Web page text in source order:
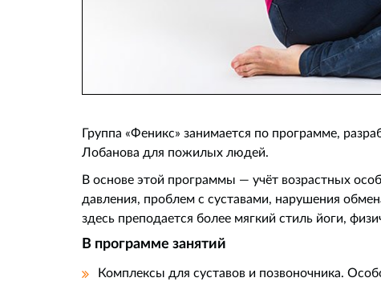
Группа «Феникс» занимается по программе,
Лобанова для пожилых людей.
В основе этой программы — учёт возрастных
давления, проблем с суставами, нарушения
здесь преподается более мягкий стиль йоги,
В программе занятий
Комплексы для суставов и позвоночника.